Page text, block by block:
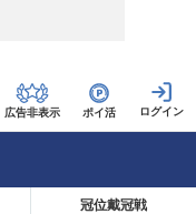
広告非表示 ポイ活
冠位戴冠戦